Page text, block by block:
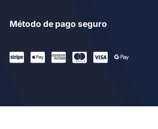
Método de pago seguro